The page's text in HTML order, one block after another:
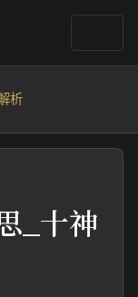
析
_十神